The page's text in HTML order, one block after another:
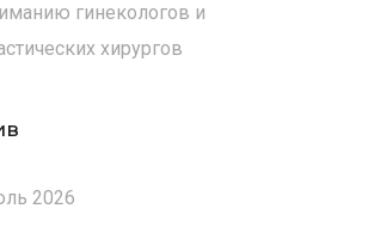
гинекологов и
хирургов
2026